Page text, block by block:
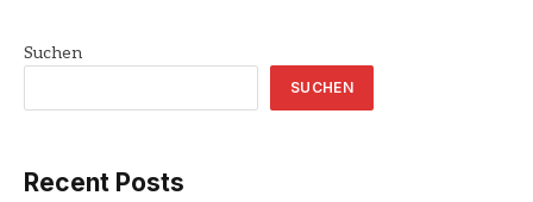
Suchen
SUCHEN
Recent Posts